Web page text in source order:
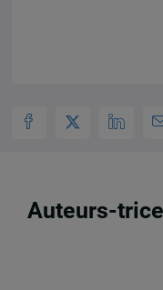
Auteurs-